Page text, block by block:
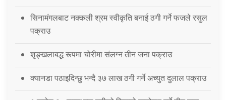
सिनामंगलबाट नक्कली श्रम स्वीकृति बनाई ठगी गर्ने फजले रसुल
पक्राउ
शृङ्खलाबद्ध रूपमा चोरीमा संलग्न तीन जना पक्राउ
क्यानडा पठाइदिन्छु भन्दै ३७ लाख ठगी गर्ने अच्युत दुलाल पक्राउ